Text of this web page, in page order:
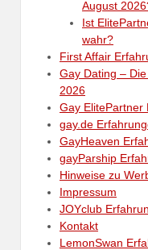
August
Ist
wahr?
First Affair
Gay Dating –
2026
Gay ElitePartner
gay.de
GayHeaven
gayParship
Hinweise zu
Impressum
JOYclub
Kontakt
LemonSwan